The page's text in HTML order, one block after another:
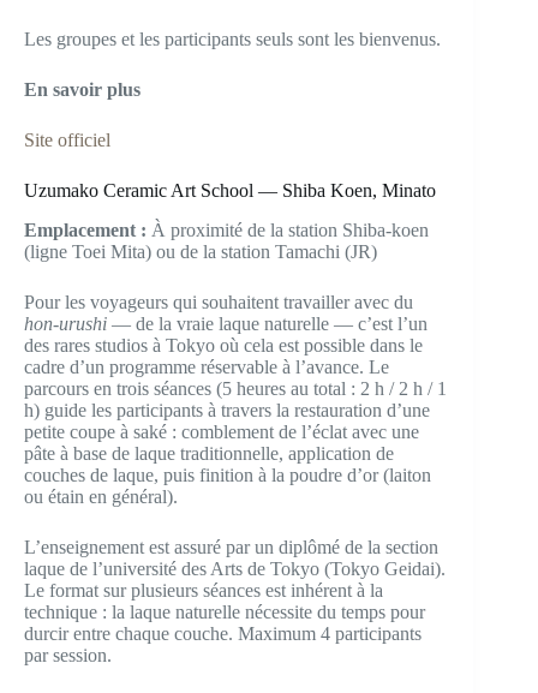
Les groupes et les participants seuls sont les bienvenus.
En savoir plus
Site officiel
Uzumako Ceramic Art School — Shiba Koen, Minato
Emplacement : À proximité de la station Shiba-koen
(ligne Toei Mita) ou de la station Tamachi (JR)
Pour les voyageurs qui souhaitent travailler avec du
hon-urushi — de la vraie laque naturelle — c’est l’un
des rares studios à Tokyo où cela est possible dans le
cadre d’un programme réservable à l’avance. Le
parcours en trois séances (5 heures au total : 2 h / 2 h / 1
h) guide les participants à travers la restauration d’une
petite coupe à saké : comblement de l’éclat avec une
pâte à base de laque traditionnelle, application de
couches de laque, puis finition à la poudre d’or (laiton
ou étain en général).
L’enseignement est assuré par un diplômé de la section
laque de l’université des Arts de Tokyo (Tokyo Geidai).
Le format sur plusieurs séances est inhérent à la
technique : la laque naturelle nécessite du temps pour
durcir entre chaque couche. Maximum 4 participants
par session.